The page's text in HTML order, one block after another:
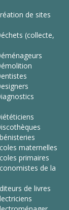
de sites
(collecte,
maternelles
primaires
de la
de livres